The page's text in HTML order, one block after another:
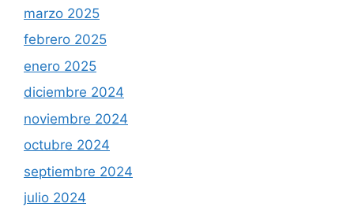
marzo 2025
febrero 2025
enero 2025
diciembre 2024
noviembre 2024
octubre 2024
septiembre 2024
julio 2024